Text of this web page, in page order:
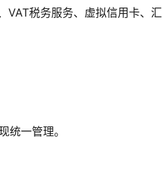
VAT税务服务、虚拟信用卡、汇
统一管理。